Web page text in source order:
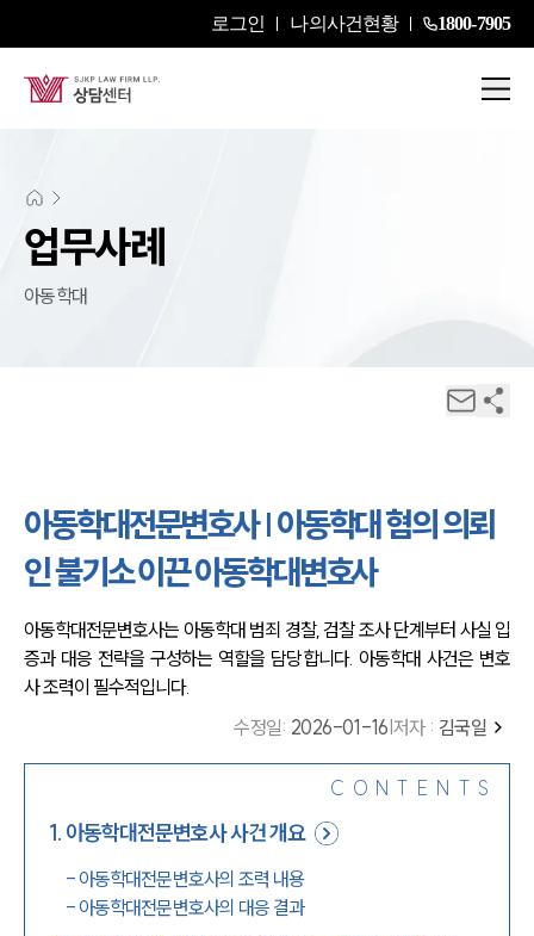
로그인 나의사건현황 1800-7905
업무사례
아동학대
아동학대전문변호사 | 아동학대 혐의 의뢰
인 불기소 이끈 아동학대변호사
아동학대전문변호사는 아동학대 범죄 경찰, 검찰 조사 단계부터 사실 입
증과 대응 전략을 구성하는 역할을 담당합니다. 아동학대 사건은 변호
사 조력이 필수적입니다.
수정일: 2026-01-16 |저자 : 김국일
CONTENTS
1. 아동학대전문변호사 사건 개요
- 아동학대전문변호사의 조력 내용
- 아동학대전문변호사의 대응 결과